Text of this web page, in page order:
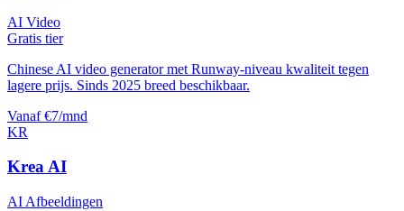
AI Video
Gratis tier
Chinese AI video generator met Runway-niveau kwaliteit tegen
lagere prijs. Sinds 2025 breed beschikbaar.
Vanaf €7/mnd
KR
Krea AI
AI Afbeeldingen